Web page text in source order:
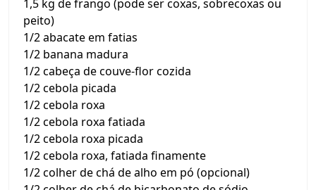
1,5 kg de frango (pode ser coxas, sobrecoxas ou
peito)
1/2 abacate em fatias
1/2 banana madura
1/2 cabeça de couve-flor cozida
1/2 cebola picada
1/2 cebola roxa
1/2 cebola roxa fatiada
1/2 cebola roxa picada
1/2 cebola roxa, fatiada finamente
1/2 colher de chá de alho em pó (opcional)